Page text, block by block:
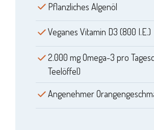
Pflanzliches Algenöl
Veganes Vitamin D3 (800 I.E.)
2.000 mg Omega-3 pro
Teelöffel)
Angenehmer